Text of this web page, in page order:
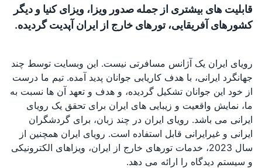
قابلیت های بیشتری از جمله صدور ویزا، ویزای کنیا و دیگر
کشورهای آفریقایی، تورهای خارج از ایران آپدیت گردیده.
رویای ایران یک آژانس مسافرتی نیست. این وبسایت توسط چند
جهانگرد ایرانی، با هدف کاریابی جوانان پدید آمده. تیم ما درست
از خود این جوانان تشکیل گردیده، و هدف و تعهد آن ها نسبت به
ما، نمایش واقعیت و زیبایی های ایران برای تحقق یک رویای
ایرانی می باشد. رویای ایران در چند زبان، برای گردشگران
ایرانی و غیرایرانی قابل استفاده است. رویای ایران همچنین از
سال 2023، خدمات تورهای خارج از ایران، ویزاهای الکترونیکی
و سیستم دیدگاه را ارائه می دهد.